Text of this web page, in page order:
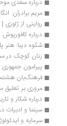
درباره سعدی موحد |
مریم برادران: انگار
روایتی از ژلوزی | شاپور
درباره کافورپوش |
شکوه دیبا: هنر پارچه‌بافی
زنان کوچک در مسیر
پیرامون جمهوری خلق
فرهنگ‌بان هشتم و
مروری بر تعلیق سارتر
درباره شکار و تاریکی
سینما و ادبیات در
سرمایه و ایدئولوژی